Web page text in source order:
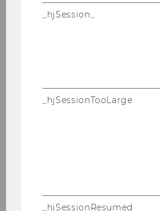
In­ter­view mit
_hjSession_
_hjSessionTooLarge
_hjSessionResumed